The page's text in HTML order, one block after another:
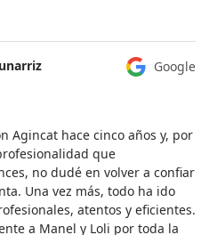
Google
Agincat hace cinco años y, por
que
no dudé en volver a confiar
Una vez más, todo ha ido
atentos y eficientes.
a Manel y Loli por toda la